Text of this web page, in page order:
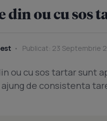
din ou cu sos
Publicat: 23 Septembrie
ou cu sos tartar sunt
de consistenta